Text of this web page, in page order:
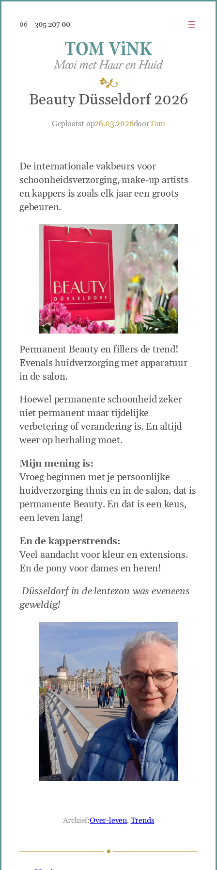
Inhalt
06 –305 207 00
Beauty Düsseldorf 2026
Geplaatst op26.03.2026doorTom
De internationale vakbeurs voor
schoonheidsverzorging, make-up artists
en kappers is zoals elk jaar een groots
gebeuren.
Permanent Beauty en fillers de trend!
Evenals huidverzorging met apparatuur
in de salon.
Hoewel permanente schoonheid zeker
niet permanent maar tijdelijke
verbetering of verandering is. En altijd
weer op herhaling moet.
Mijn mening is:
Vroeg beginnen met je persoonlijke
huidverzorging thuis en in de salon, dat is
permanente Beauty. En dat is een keus,
een leven lang!
En de kapperstrends:
Veel aandacht voor kleur en extensions.
En de pony voor dames en heren!
Düsseldorf in de lentezon was eveneens
geweldig!
Archief:Over-leven, Trends